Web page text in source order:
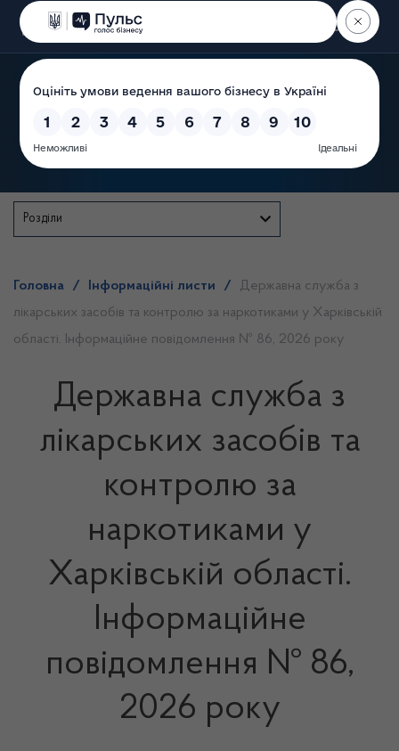
Пошук
Розділи
Головна / Інформаційні листи /
Державна служба з
лікарських засобів та контролю за наркотиками у Харківській
області. Інформаційне повідомлення № 86, 2026 року
Державна служба з
лікарських засобів та
контролю за
наркотиками у
Харківській області.
Інформаційне
повідомлення № 86,
2026 року